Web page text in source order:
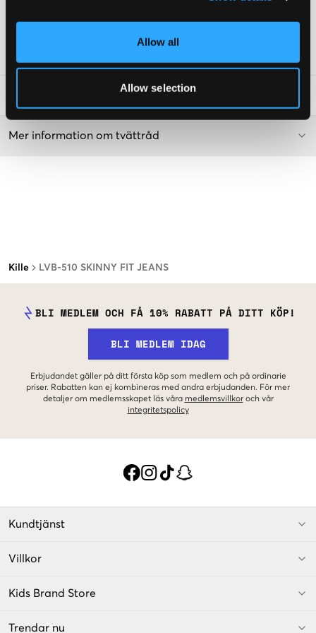
Allow all
Allow selection
Kille LVB-510 SKINNY FIT JEANS
Mer information om tvättråd
BLI MEDLEM OCH FÅ 10% RABATT PÅ DITT KÖP!
BLI MEDLEM IDAG
Erbjudandet gäller på ditt första köp som medlem och på ordinarie
priser. Rabatten kan ej kombineras med andra erbjudanden. För mer
detaljer om medlemsskapet läs våra medlemsvillkor och vår
integritetspolicy
Kundtjänst
Villkor
Kids Brand Store
Trendar nu